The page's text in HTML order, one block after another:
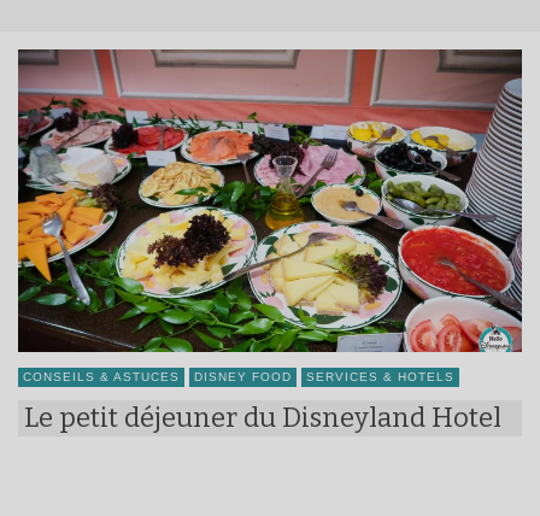
CONSEILS & ASTUCES DISNEY FOOD SERVICES & HOTELS
Le petit déjeuner du Disneyland Hotel